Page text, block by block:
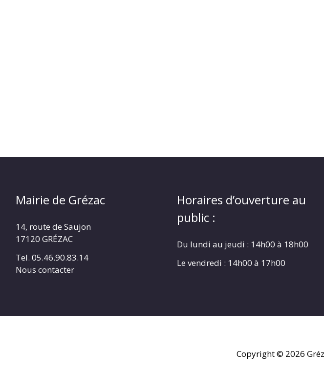
Mairie de Grézac
14, route de Saujon
17120 GRÉZAC
Tel. 05.46.90.83.14
Nous contacter
Horaires d’ouverture au
public :
Du lundi au jeudi : 14h00 à 18h00
Le vendredi : 14h00 à 17h00
Copyright © 2026